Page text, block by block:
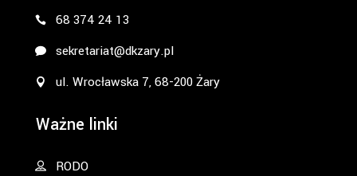
68 374 24 13
sekretariat@dkzary.pl
ul. Wrocławska 7, 68-200 Żary
Ważne linki
RODO